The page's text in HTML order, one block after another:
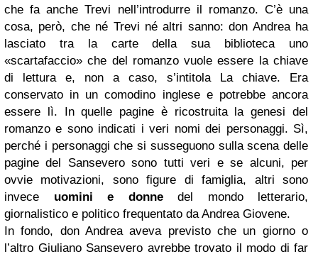
che fa anche Trevi nell’introdurre il romanzo. C’è una
cosa, però, che né Trevi né altri sanno: don Andrea ha
lasciato tra la carte della sua biblioteca uno
«scartafaccio» che del romanzo vuole essere la chiave
di lettura e, non a caso, s’intitola La chiave. Era
conservato in un comodino inglese e potrebbe ancora
essere lì. In quelle pagine è ricostruita la genesi del
romanzo e sono indicati i veri nomi dei personaggi. Sì,
perché i personaggi che si susseguono sulla scena delle
pagine del Sansevero sono tutti veri e se alcuni, per
ovvie motivazioni, sono figure di famiglia, altri sono
invece uomini e donnedel mondo letterario,
giornalistico e politico frequentato da Andrea Giovene.
In fondo, don Andrea aveva previsto che un giorno o
l’altro Giuliano Sansevero avrebbe trovato il modo di far